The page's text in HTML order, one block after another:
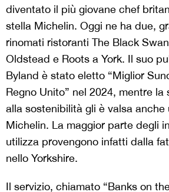
diventato il più giovane chef
stella Michelin. Oggi ne ha due,
rinomati ristoranti The Black
Oldstead e Roots a York. Il suo
Byland è stato eletto “Miglior
Regno Unito” nel 2024, mentre la
alla sostenibilità gli è valsa anche
Michelin. La maggior parte degli
utilizza provengono infatti dalla
nello Yorkshire.
Il servizio, chiamato “Banks on